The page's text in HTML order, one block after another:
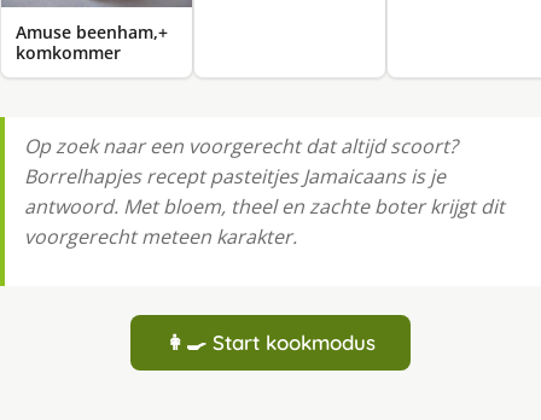
Amuse beenham,+
komkommer
Op zoek naar een voorgerecht dat altijd scoort?
Borrelhapjes recept pasteitjes Jamaicaans is je
antwoord. Met bloem, theel en zachte boter krijgt dit
voorgerecht meteen karakter.
👩‍🍳 Start kookmodus